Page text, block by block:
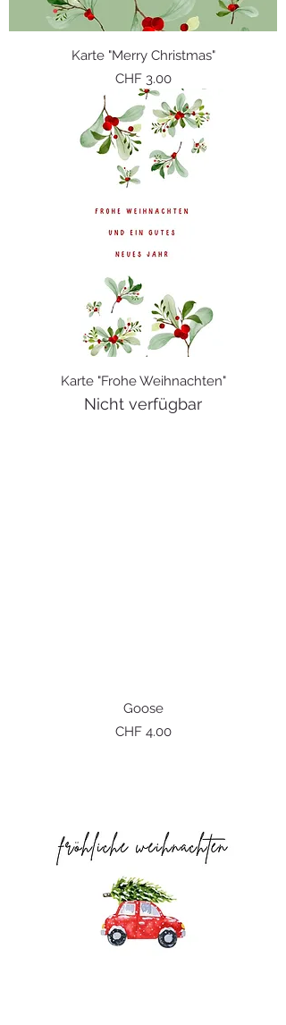
Karte "Merry Christmas"
Preis
CHF 3.00
Karte "Frohe Weihnachten"
Nicht verfügbar
Goose
Preis
CHF 4.00